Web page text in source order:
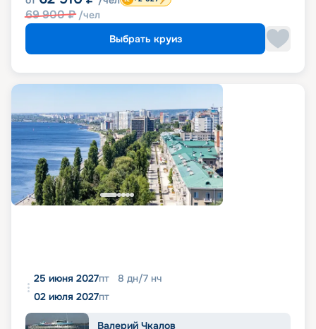
69 900₽ /чел
Выбрать круиз
25 июня 2027пт 8 дн/7 нч
02 июля 2027пт
Валерий Чкалов